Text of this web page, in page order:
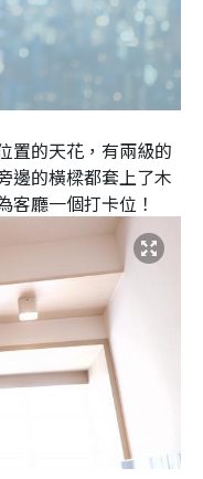
置的天花，有兩級的
邊的橫樑都套上了木
客廳一個打卡位！